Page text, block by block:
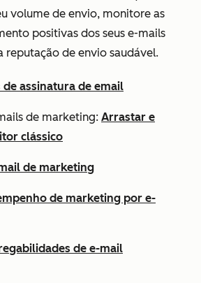
volume de envio, monitore as
positivas dos seus e-mails
reputação de envio saudável.
assinatura de email
de marketing: Arrastar e
clássico
de marketing
de marketing por e-
de e-mail